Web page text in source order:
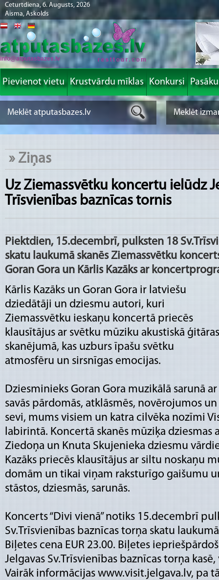
Ceturtdiena, 6. Augusts, 2026
Aisma, Askolds
info@atputasbazes.lv
Pievienot vietu Krustvārdu mīklas Konkursi
» Ziņas
Uz Ziemassvētku koncertu ielūdz
Trīsvienības baznīcas tornis
Piektdien, 15.decembrī, pulksten 18
skatu laukumā skanēs Ziemassvētku
Goran Gora un Kārlis Kazāks ar
Kārlis Kazāks un Goran Gora ir latviešu
dziedātāji un dziesmu autori, kuri
Ziemassvētku ieskaņu koncertā priecēs
klausītājus ar svētku mūziku akustiskā ģitāras
skanējumā, kas uzburs īpašu svētku
atmosfēru un sirsnīgas emocijas.
Dziesminieks Goran Gora muzikālā sarunā
savās pārdomās, atklāsmēs, novērojumos
sevi, mums visiem un katra cilvēka nozīmi
labirintā. Koncertā skanēs mūziķa dziesmas
Ziedoņa un Knuta Skujenieka dziesmu
Kazāks priecēs klausītājus ar siltu noskaņu
domām un tikai viņam raksturīgo gaišumu
stāstos, dziesmās, sarunās.
Koncerts “Divi vienā” notiks 15.decembrī
Sv.Trīsvienības baznīcas torņa skatu
Biļetes cena EUR 23.00. Biļetes
Jelgavas Sv.Trīsvienības baznīcas torņa
Vairāk informācijas www.visit.jelgava.lv, pa